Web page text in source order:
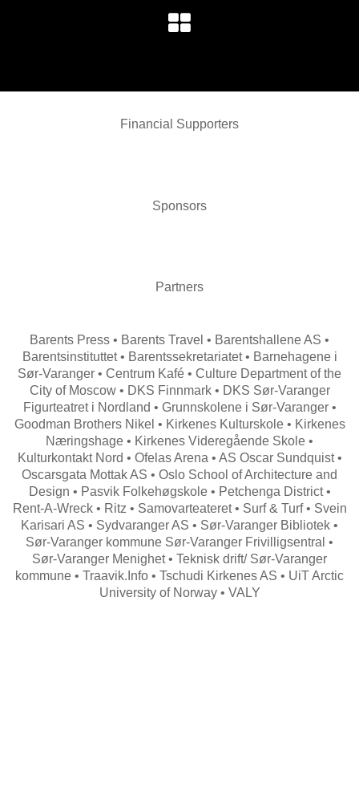
Financial Supporters
Sponsors
Partners
Barents Press • Barents Travel • Barentshallene AS •
Barentsinstituttet • Barentssekretariatet • Barnehagene i
Sør-Varanger • Centrum Kafé • Culture Department of the
City of Moscow • DKS Finnmark • DKS Sør-Varanger
Figurteatret i Nordland • Grunnskolene i Sør-Varanger •
Goodman Brothers Nikel • Kirkenes Kulturskole • Kirkenes
Næringshage • Kirkenes Videregående Skole •
Kulturkontakt Nord • Ofelas Arena • AS Oscar Sundquist •
Oscarsgata Mottak AS • Oslo School of Architecture and
Design • Pasvik Folkehøgskole • Petchenga District •
Rent-A-Wreck • Ritz • Samovarteateret • Surf & Turf • Svein
Karisari AS • Sydvaranger AS • Sør-Varanger Bibliotek •
Sør-Varanger kommune Sør-Varanger Frivilligsentral •
Sør-Varanger Menighet • Teknisk drift/ Sør-Varanger
kommune • Traavik.Info • Tschudi Kirkenes AS • UiT Arctic
University of Norway • VALY